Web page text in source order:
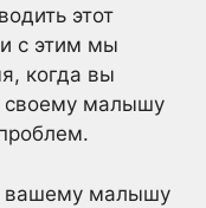
этот
с этим мы
когда вы
своему малышу
вашему малышу